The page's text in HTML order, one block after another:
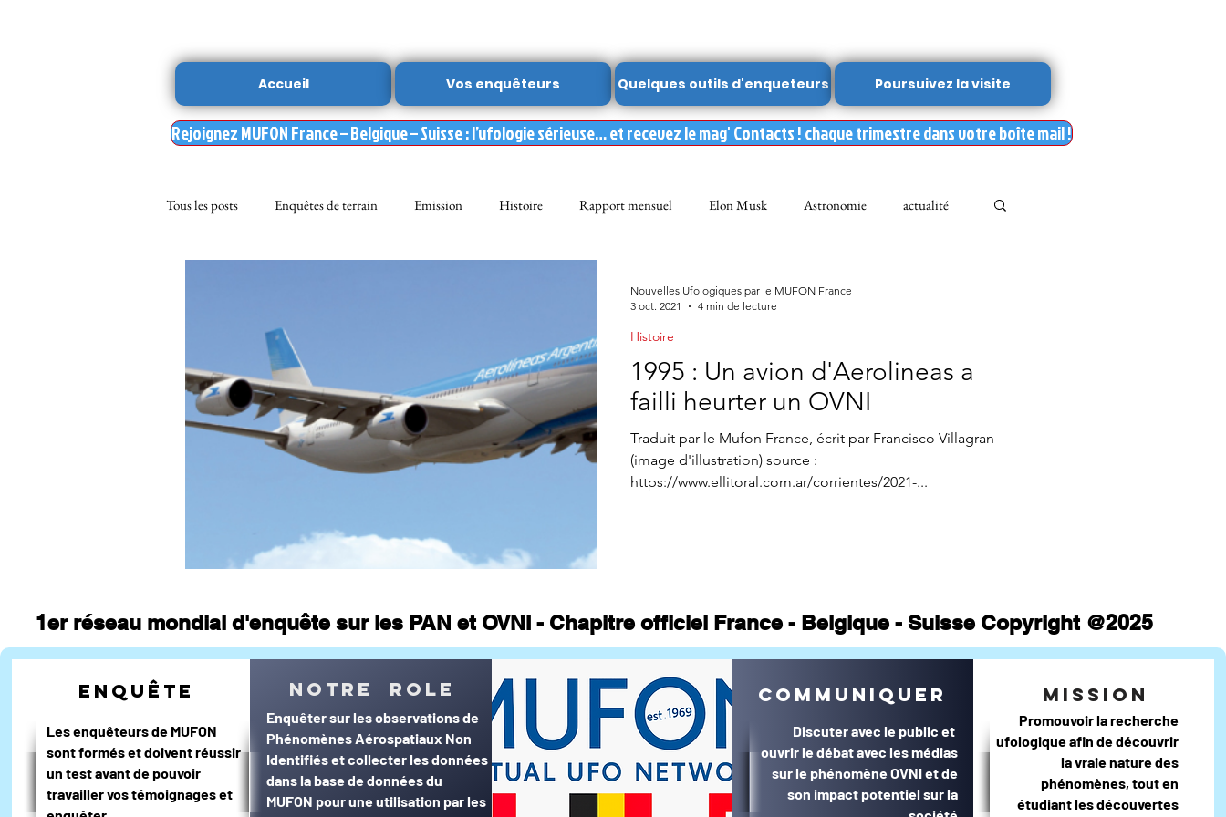
Accueil Vos enquêteurs Quelques outils d'enqueteurs Poursuivez la visite
Rejoignez MUFON France – Belgique – Suisse : l’ufologie sérieuse… et recevez le mag' Contacts ! chaque trimestre dans votre boîte mail !
Tous les posts Enquêtes de terrain Emission Histoire Rapport mensuel Elon Musk Astronomie actualité
enqueteur MUFON ARCHIVES
journal d'un enquêteur Magazine CONTACTS Appel à témoin
1995 : Un avion d'Aerolineas a
failli heurter un OVNI
Traduit par le Mufon France, écrit par Francisco Villagran
(image d'illustration) source :
https://www.ellitoral.com.ar/corrientes/2021-...
Histoire
Nouvelles Ufologiques par le MUFON France
3 oct. 2021
4 min de lecture
1er réseau mondial d'enquête sur les PAN et OVNI - Chapitre officiel France - Belgique - Suisse Copyright @2025
© MUFON France et Belgique©
enquête
Les enquêteurs de MUFON
sont formés et doivent réussir
un test avant de pouvoir
travailler vos témoignages et
notre role
Enquêter sur les observations de
Phénomènes Aérospatiaux Non
Identifiés et collecter les données
dans la base de données du
MUFON pour une utilisation par les
communiquer
Discuter avec le public et
ouvrir le débat avec les médias
sur le phénomène OVNI et de
son impact potentiel sur la
mission
Promouvoir la recherche
ufologique afin de découvrir
la vraie nature des
phénomènes, tout en
étudiant les découvertes